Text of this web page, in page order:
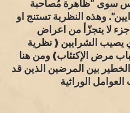
سوى “ظاهرة مُصاحبة
وهذه النظرية تستنج او
لا يتجزّأ من اعراض
يصيب الشرايين ( نظرية
مرض الإكتئاب) ومن هنا
بين المرضين الذين قد
الوراثية